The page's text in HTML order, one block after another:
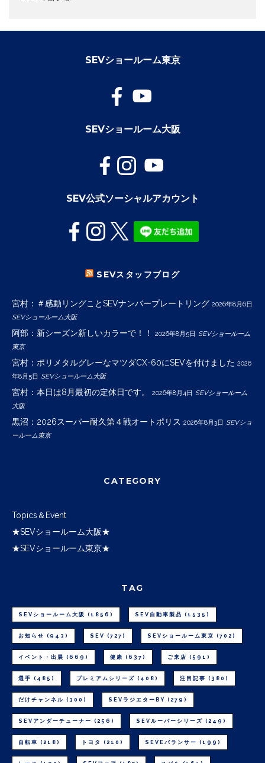
SEVショールーム東京
SEVショールーム大阪
SEV公式ソーシャルアカウント
SEVスタッフブログ
宮村：＃感動リングことSEVナンバープレートリング 2026年8月6日
SEVショールーム大阪
阿部：新シーズン新しいカラーで！！ 2026年8月5日 SEVショールーム
東京
宮村：ポリメタルグレーなマツダCX-60にSEVを付けました 2026
年8月5日 SEVショールーム大阪
宮村：本日は8月最初の定休日です。 2026年8月4日 SEVショールーム
大阪
黒沼：2026スーパー耐久第４戦オートポリス 2026年8月3日 SEVショ
ールーム東京
CATEGORY
Topics＆Event
★SEVショールーム大阪★
★SEVショールーム東京★
TAG
SEVショールーム大阪 (1856) SEV自動車製品 (1535)
お知らせ (943) SEV (727) SEVショールーム東京 (702)
イベント・出展 (669) 健康 (637) ご来店 (591)
選手 (485) プレミアムシリーズ (408) 注目記事 (380)
だけチャンネル (300) SEVラジエターBY (279)
SEVアンダーチューナー (256) SEVルーパーシリーズ (249)
自転車 (218) トヨタ (210) SEVEバランサー (199)